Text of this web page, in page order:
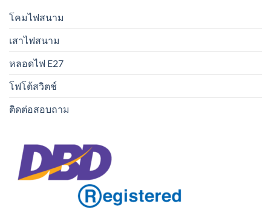
โคมไฟสนาม
เสาไฟสนาม
หลอดไฟ E27
โฟโต้สวิตช์
ติดต่อสอบถาม